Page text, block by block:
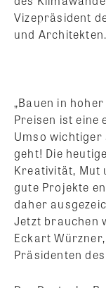
Vizepräsident
und Architekten.
„Bauen in
Preisen ist eine
Umso wichtiger
geht! Die
Kreativität, Mut
gute Projekte
daher
Jetzt brauchen
Eckart
Präsidenten